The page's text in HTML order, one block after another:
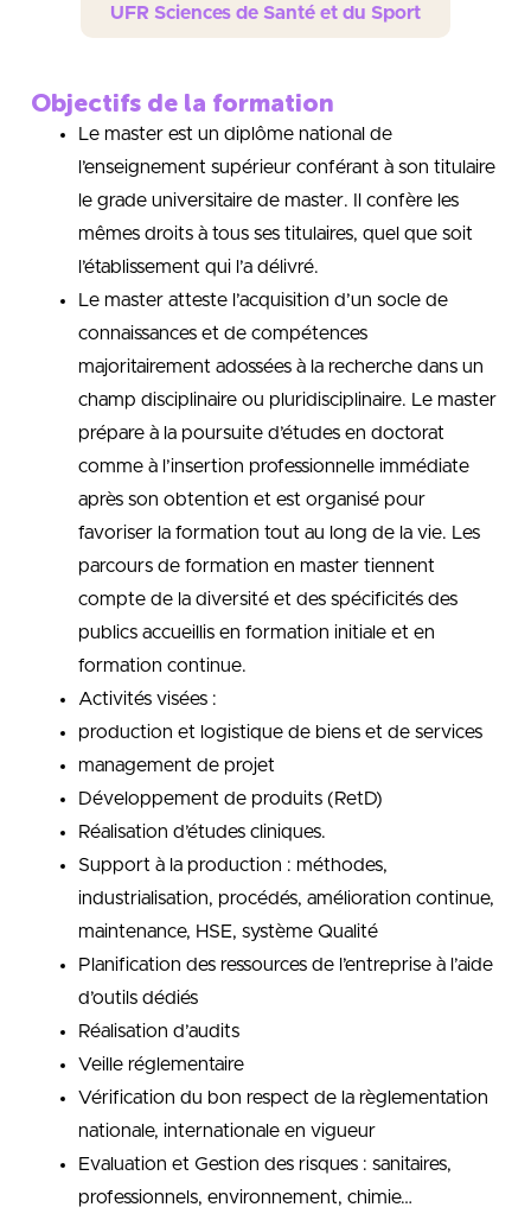
UFR Sciences de Santé et du Sport
Objectifs de la formation
Le master est un diplôme national de
l’enseignement supérieur conférant à son titulaire
le grade universitaire de master. Il confère les
mêmes droits à tous ses titulaires, quel que soit
l’établissement qui l’a délivré.
Le master atteste l’acquisition d’un socle de
connaissances et de compétences
majoritairement adossées à la recherche dans un
champ disciplinaire ou pluridisciplinaire. Le master
prépare à la poursuite d’études en doctorat
comme à l’insertion professionnelle immédiate
après son obtention et est organisé pour
favoriser la formation tout au long de la vie. Les
parcours de formation en master tiennent
compte de la diversité et des spécificités des
publics accueillis en formation initiale et en
formation continue.
Activités visées :
production et logistique de biens et de services
management de projet
Développement de produits (RetD)
Réalisation d’études cliniques.
Support à la production : méthodes,
industrialisation, procédés, amélioration continue,
maintenance, HSE, système Qualité
Planification des ressources de l’entreprise à l’aide
d’outils dédiés
Réalisation d’audits
Veille réglementaire
Vérification du bon respect de la règlementation
nationale, internationale en vigueur
Evaluation et Gestion des risques : sanitaires,
professionnels, environnement, chimie…